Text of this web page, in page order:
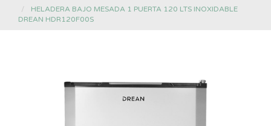
HELADERA BAJO MESADA 1 PUERTA 120 LTS INOXIDABLE
DREAN HDR120F00S